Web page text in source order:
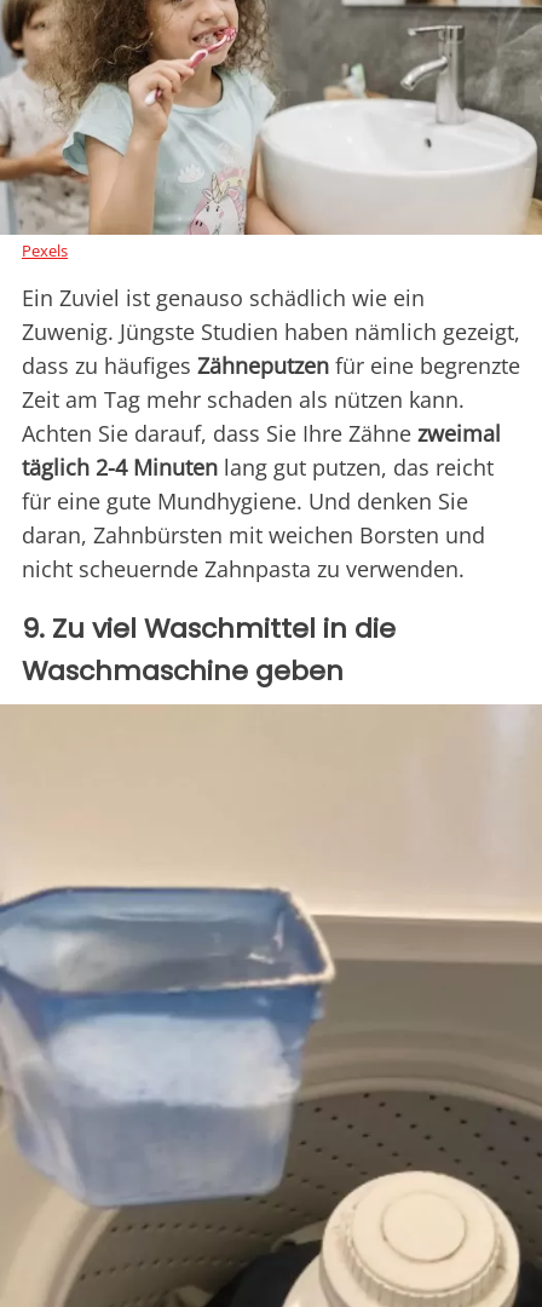
Pexels
Ein Zuviel ist genauso schädlich wie ein
Zuwenig. Jüngste Studien haben nämlich gezeigt,
dass zu häufiges Zähneputzen für eine begrenzte
Zeit am Tag mehr schaden als nützen kann.
Achten Sie darauf, dass Sie Ihre Zähne zweimal
täglich 2-4 Minuten lang gut putzen, das reicht
für eine gute Mundhygiene. Und denken Sie
daran, Zahnbürsten mit weichen Borsten und
nicht scheuernde Zahnpasta zu verwenden.
9. Zu viel Waschmittel in die
Waschmaschine geben